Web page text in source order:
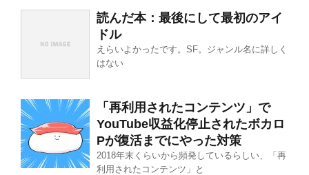
読んだ本：最後にして最初のアイ
ドル
えらいよかったです。SF。ジャンル名に詳しく
はない
「再利用されたコンテンツ」で
YouTube収益化停止されたボカロ
Pが復活までにやった対策
2018年末くらいから頻発しているらしい、「再
利用されたコンテンツ」と